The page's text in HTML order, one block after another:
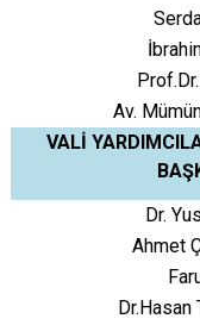
Av.
VALİ
Dr.
Ahmet
Dr.Hasan